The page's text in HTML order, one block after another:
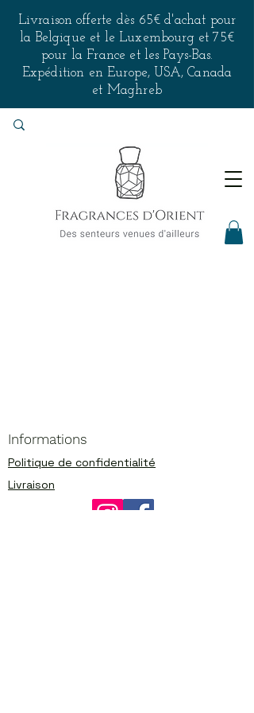
Livraison offerte dès 65€ d'achat pour
la Belgique et le Luxembourg et 75€
pour la France et les Pays-Bas.
Expédition en Europe, USA, Canada
et Maghreb
Informations
Politique de confidentialité
Livraison